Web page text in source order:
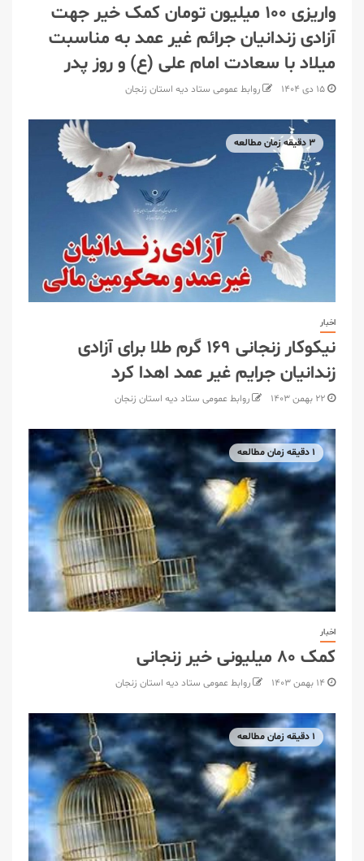
واریزی ۱۰۰ میلیون تومان کمک خیر جهت
آزادی زندانیان جرائم غیر عمد به مناسبت
میلاد با سعادت امام علی (ع) و روز پدر
روابط عمومی ستاد دیه استان زنجان
۳ دقیقه زمان مطالعه
اخبار
نیکوکار زنجانی ۱۶۹ گرم طلا برای آزادی
زندانیان جرایم غیر عمد اهدا کرد
روابط عمومی ستاد دیه استان زنجان
۱ دقیقه زمان مطالعه
اخبار
کمک ۸۰ میلیونی خیر زنجانی
روابط عمومی ستاد دیه استان زنجان
۱ دقیقه زمان مطالعه